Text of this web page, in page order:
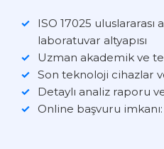
ISO 17025
laboratuvar altyapısı
Uzman akademik ve
Son teknoloji cihazlar
Detaylı analiz raporu
Online başvuru imkanı: